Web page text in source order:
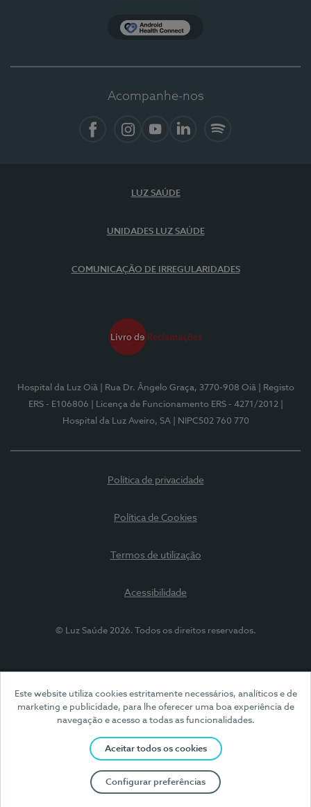
Este website utiliza cookies estritamente necessários, analíticos e de
marketing e publicidade, para lhe oferecer uma boa experiência de
navegação e acesso a todas as funcionalidades.
Aceitar todos os cookies
Configurar preferências
Acompanhe-nos
LUZ SAÚDE
UNIDADES LUZ SAÚDE
COMUNICAÇÃO DE IRREGULARIDADES
Hospital da Luz Oiã | Rua Dr. Ângelo Graça, 3770-908 Oiã
| Registo
ERS - E106806
| Licença de Funcionamento ERS - 4271/2012
Hospital da Luz Aveiro, SA
| NIPC502 760 770
Política de privacidade
Política de Cookies
Termos de utilização
Acessibilidade
© Luz Saúde 2026. Todos os direitos reservados.